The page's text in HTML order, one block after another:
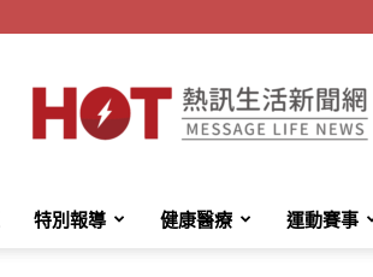
HotMessage
特別報導 健康醫療 運動賽事